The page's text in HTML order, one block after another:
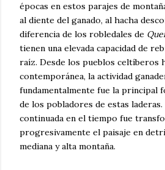
épocas en estos parajes de
al diente del ganado, al hacha
diferencia de los robledales de
tienen una elevada capacidad de
raíz. Desde los pueblos celtíberos
contemporánea, la actividad
fundamentalmente fue la principal
de los pobladores de estas
continuada en el tiempo fue
progresivamente el paisaje en
mediana y alta montaña.